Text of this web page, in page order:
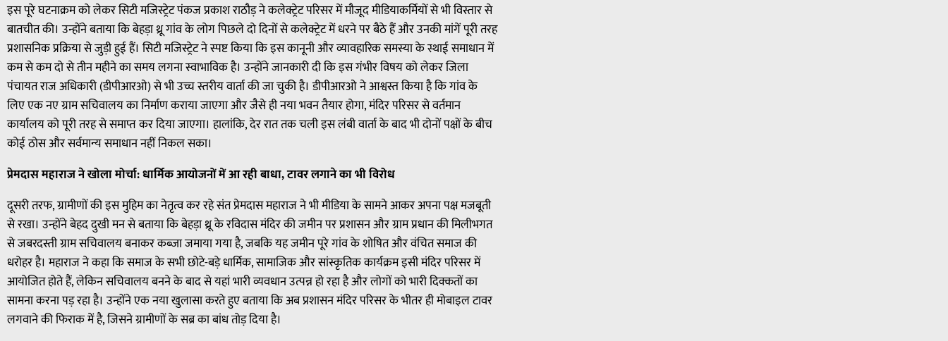
इस पूरे घटनाक्रम को लेकर सिटी मजिस्ट्रेट पंकज प्रकाश राठौड़ ने कलेक्ट्रेट परिसर में मौजूद मीडियाकर्मियों से भी विस्तार से
बातचीत की। उन्होंने बताया कि बेहड़ा थ्रू गांव के लोग पिछले दो दिनों से कलेक्ट्रेट में धरने पर बैठे हैं और उनकी मांगें पूरी तरह
प्रशासनिक प्रक्रिया से जुड़ी हुई हैं। सिटी मजिस्ट्रेट ने स्पष्ट किया कि इस कानूनी और व्यावहारिक समस्या के स्थाई समाधान में
कम से कम दो से तीन महीने का समय लगना स्वाभाविक है। उन्होंने जानकारी दी कि इस गंभीर विषय को लेकर जिला
पंचायत राज अधिकारी (डीपीआरओ) से भी उच्च स्तरीय वार्ता की जा चुकी है। डीपीआरओ ने आश्वस्त किया है कि गांव के
लिए एक नए ग्राम सचिवालय का निर्माण कराया जाएगा और जैसे ही नया भवन तैयार होगा, मंदिर परिसर से वर्तमान
कार्यालय को पूरी तरह से समाप्त कर दिया जाएगा। हालांकि, देर रात तक चली इस लंबी वार्ता के बाद भी दोनों पक्षों के बीच
कोई ठोस और सर्वमान्य समाधान नहीं निकल सका।
प्रेमदास महाराज ने खोला मोर्चा: धार्मिक आयोजनों में आ रही बाधा, टावर लगाने का भी विरोध
दूसरी तरफ, ग्रामीणों की इस मुहिम का नेतृत्व कर रहे संत प्रेमदास महाराज ने भी मीडिया के सामने आकर अपना पक्ष मजबूती
से रखा। उन्होंने बेहद दुखी मन से बताया कि बेहड़ा थ्रू के रविदास मंदिर की जमीन पर प्रशासन और ग्राम प्रधान की मिलीभगत
से जबरदस्ती ग्राम सचिवालय बनाकर कब्जा जमाया गया है, जबकि यह जमीन पूरे गांव के शोषित और वंचित समाज की
धरोहर है। महाराज ने कहा कि समाज के सभी छोटे-बड़े धार्मिक, सामाजिक और सांस्कृतिक कार्यक्रम इसी मंदिर परिसर में
आयोजित होते हैं, लेकिन सचिवालय बनने के बाद से यहां भारी व्यवधान उत्पन्न हो रहा है और लोगों को भारी दिक्कतों का
सामना करना पड़ रहा है। उन्होंने एक नया खुलासा करते हुए बताया कि अब प्रशासन मंदिर परिसर के भीतर ही मोबाइल टावर
लगवाने की फिराक में है, जिसने ग्रामीणों के सब्र का बांध तोड़ दिया है।